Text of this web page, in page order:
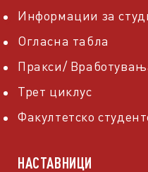
Информации за
Огласна табла
Пракси/
Трет циклус
Факултетско
НАСТАВНИЦИ